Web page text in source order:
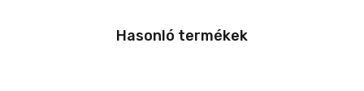
Hasonló termékek